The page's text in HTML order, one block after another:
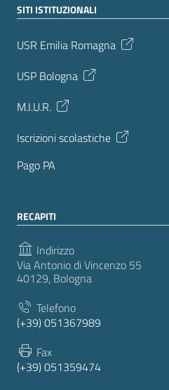
SITI ISTITUZIONALI
USR Emilia Romagna
USP Bologna
M.I.U.R.
Iscrizioni scolastiche
Pago PA
RECAPITI
Indirizzo
Via Antonio di Vincenzo 55
40129, Bologna
Telefono
(+39) 051367989
Fax
(+39) 051359474